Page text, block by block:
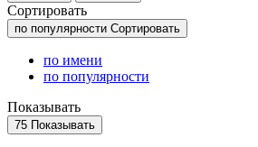
Сортировать
по популярности Сортировать
по имени
по популярности
Показывать
75 Показывать